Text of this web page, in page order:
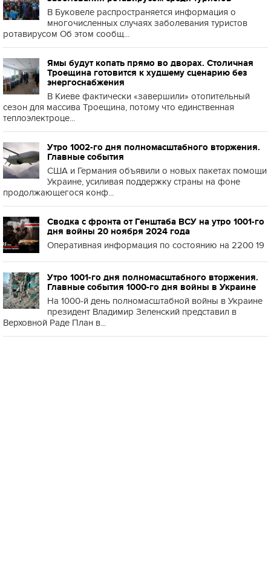
В Буковеле распространяется информация о
многочисленных случаях заболевания туристов
ротавирусом Об этом сообщ...
Ямы будут копать прямо во дворах. Столичная
Троещина готовится к худшему сценарию без
энергоснабжения
В Киеве фактически «завершили» отопительный
сезон для массива Троещина, потому что единственная
теплоэлектроце...
Утро 1002-го дня полномасштабного вторжения.
Главные события
США и Германия объявили о новых пакетах помощи
Украине, усиливая поддержку страны на фоне
продолжающегося конф...
Сводка с фронта от Генштаба ВСУ на утро 1001-го
дня войны 20 ноября 2024 года
Оперативная информация по состоянию на 2200 19
Утро 1001-го дня полномасштабного вторжения.
Главные события 1000-го дня войны в Украине
На 1000-й день полномасштабной войны в Украине
президент Владимир Зеленский представил в
Верховной Раде План в...